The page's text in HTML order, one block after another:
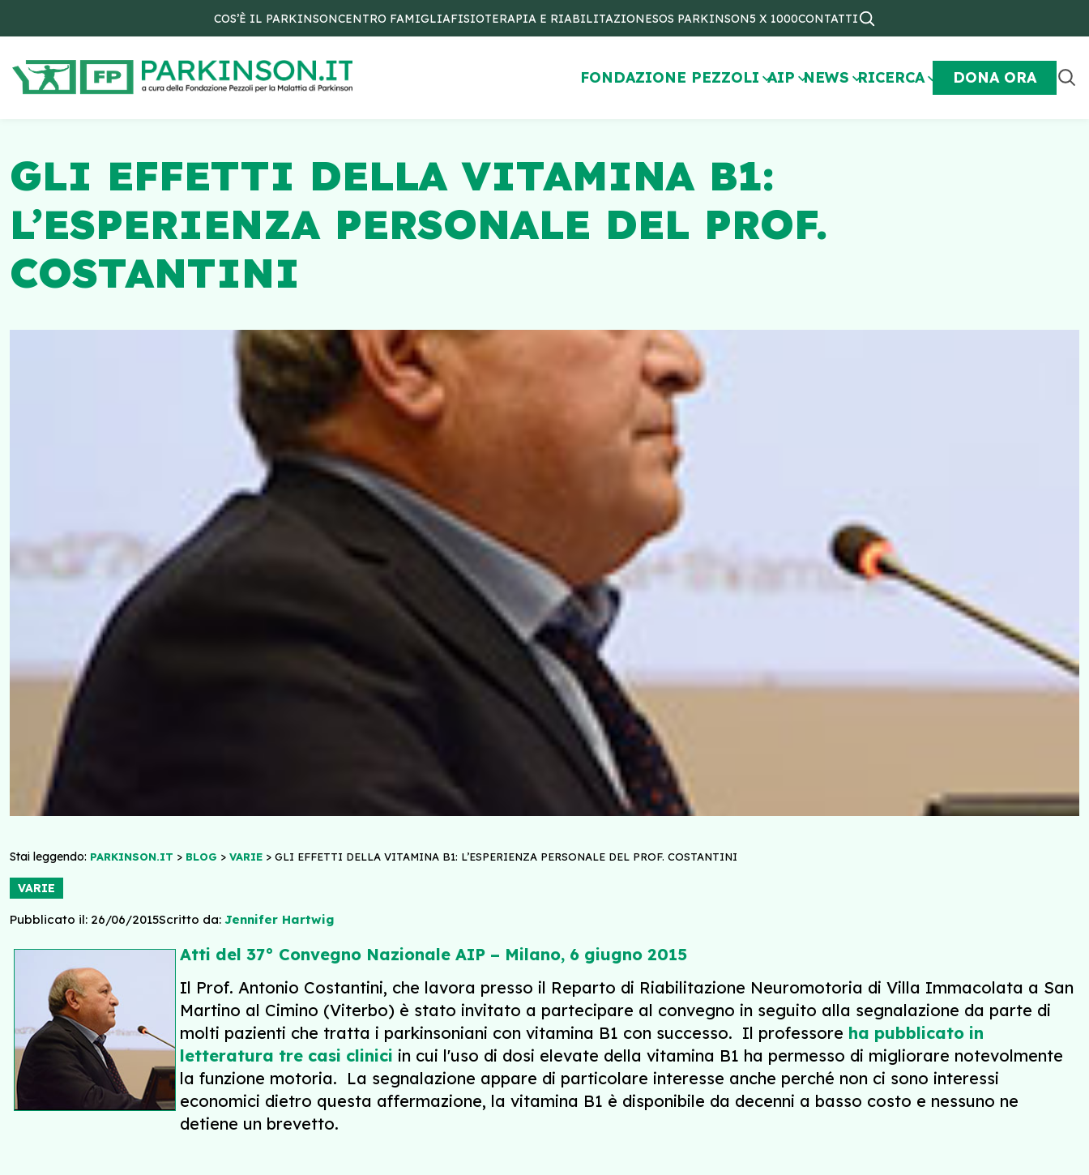
COS’È IL PARKINSONCENTRO FAMIGLIAFISIOTERAPIA E RIABILITAZIONESOS PARKINSON5 X 1000CONTATTI
FONDAZIONE PEZZOLI AIP NEWS RICERCA DONA ORA
GLI EFFETTI DELLA VITAMINA B1:
L’ESPERIENZA PERSONALE DEL PROF.
COSTANTINI
Stai leggendo: PARKINSON.IT > BLOG > VARIE > GLI EFFETTI DELLA VITAMINA B1: L’ESPERIENZA PERSONALE DEL PROF. COSTANTINI
VARIE
Pubblicato il: 26/06/2015Scritto da: Jennifer Hartwig
Atti del 37° Convegno Nazionale AIP – Milano, 6 giugno 2015
Il Prof. Antonio Costantini, che lavora presso il Reparto di Riabilitazione Neuromotoria di Villa Immacolata a San
Martino al Cimino (Viterbo) è stato invitato a partecipare al convegno in seguito alla segnalazione da parte di
molti pazienti che tratta i parkinsoniani con vitamina B1 con successo. Il professore ha pubblicato in
letteratura tre casi clinici in cui l'uso di dosi elevate della vitamina B1 ha permesso di migliorare notevolmente
la funzione motoria. La segnalazione appare di particolare interesse anche perché non ci sono interessi
economici dietro questa affermazione, la vitamina B1 è disponibile da decenni a basso costo e nessuno ne
detiene un brevetto.